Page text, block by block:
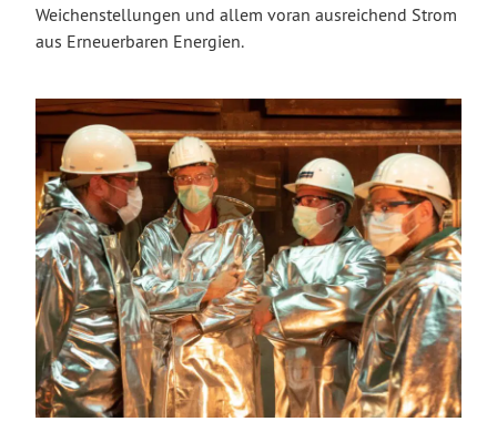
Weichenstellungen und allem voran ausreichend Strom
aus Erneuerbaren Energien.